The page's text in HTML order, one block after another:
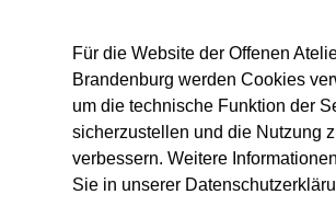
Öffnungszeiten
Sa. 14-18 Uhr
So. 11-18 Uhr
Für die Website der Offenen
Brandenburg werden Cookies
um die technische Funktion der
sicherzustellen und die Nutzung
verbessern. Weitere
Sie in unserer